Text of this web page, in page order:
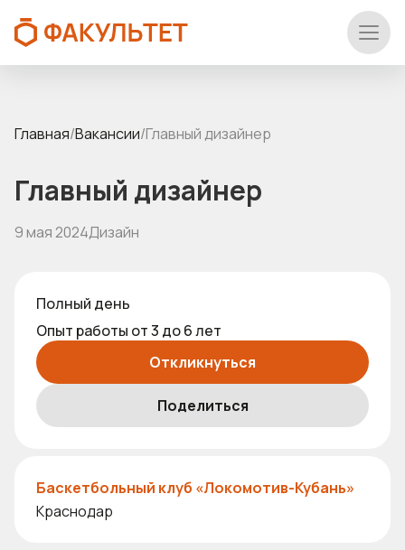
Главная/Вакансии/Главный дизайнер
Главный дизайнер
9 мая 2024Дизайн
Полный день
Опыт работы от 3 до 6 лет
Откликнуться
Поделиться
Баскетбольный клуб «Локомотив-Кубань»
Краснодар